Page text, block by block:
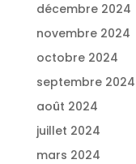
décembre 2024
novembre 2024
octobre 2024
septembre 2024
août 2024
juillet 2024
mars 2024